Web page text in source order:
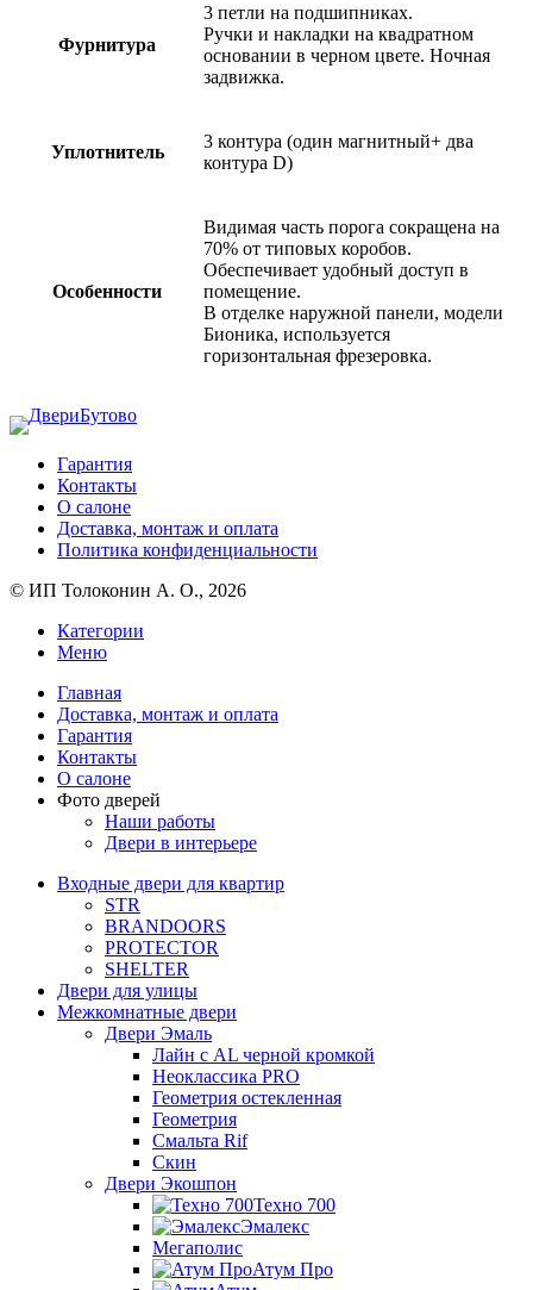
Фурнитура
3 петли на подшипниках.
Ручки и накладки на квадратном
основании в черном цвете. Ночная
задвижка.
Уплотнитель
3 контура (один магнитный+ два
контура D)
Особенности
Видимая часть порога сокращена на
70% от типовых коробов.
Обеспечивает удобный доступ в
помещение.
В отделке наружной панели, модели
Бионика, используется
горизонтальная фрезеровка.
Гарантия
Контакты
О салоне
Доставка, монтаж и оплата
Политика конфиденциальности
© ИП Толоконин А. О., 2026
Категории
Меню
Главная
Доставка, монтаж и оплата
Гарантия
Контакты
О салоне
Фото дверей
Наши работы
Двери в интерьере
Входные двери для квартир
STR
BRANDOORS
PROTECTOR
SHELTER
Двери для улицы
Межкомнатные двери
Двери Эмаль
Лайн с AL черной кромкой
Неоклассика PRO
Геометрия остекленная
Геометрия
Смальта Rif
Скин
Двери Экошпон
Техно 700
Эмалекс
Мегаполис
Атум Про